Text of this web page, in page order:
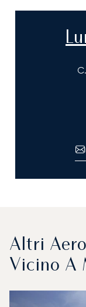
Altri
Vicino A